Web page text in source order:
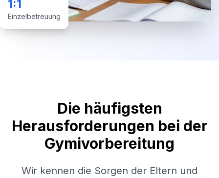
1:1
Einzelbetreuung
Die häufigsten
Herausforderungen bei der
Gymivorbereitung
Wir kennen die Sorgen der Eltern und